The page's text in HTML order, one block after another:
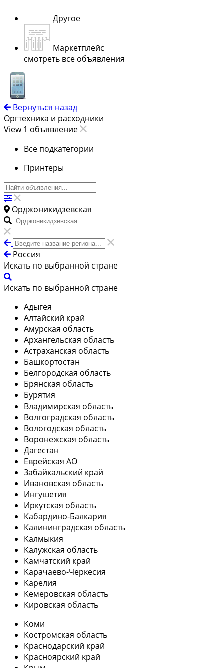
Другое
Маркетплейс
смотреть все объявления
Вернуться назад
Оргтехника и расходники
View 1 объявление
Все подкатегории
Принтеры
Орджоникидзевская
Россия
Искать по выбранной стране
Искать по выбранной стране
Адыгея
Алтайский край
Амурская область
Архангельская область
Астраханская область
Башкортостан
Белгородская область
Брянская область
Бурятия
Владимирская область
Волгоградская область
Вологодская область
Воронежская область
Дагестан
Еврейская АО
Забайкальский край
Ивановская область
Ингушетия
Иркутская область
Кабардино-Балкария
Калининградская область
Калмыкия
Калужская область
Камчатский край
Карачаево-Черкесия
Карелия
Кемеровская область
Кировская область
Коми
Костромская область
Краснодарский край
Красноярский край